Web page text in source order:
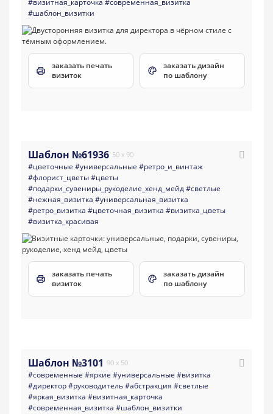
#шаблон_визитки
заказать печать
визиток
заказать дизайн
по шаблону
Шаблон №61936 50 x 90
#цветочные #универсальные #ретро_и_винтаж
#флорист_цветы#цветы
#подарки_сувениры_рукоделие_хенд_мейд#светлые
#нежная_визитка #универсальная_визитка
#ретро_визитка #цветочная_визитка #визитка_цветы
#визитка_красивая
заказать печать
визиток
заказать дизайн
по шаблону
Шаблон №3101 90 x 50
#современные #яркие #универсальные #визитка
#директор#руководитель#абстракция #светлые
#яркая_визитка #визитная_карточка
#современная_визитка #шаблон_визитки